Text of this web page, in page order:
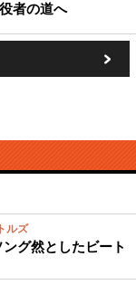
者の道へ
ルズ
グ然としたビート